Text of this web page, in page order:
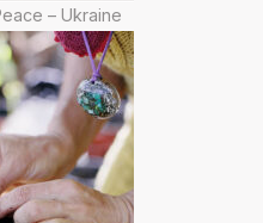
– Ukraine